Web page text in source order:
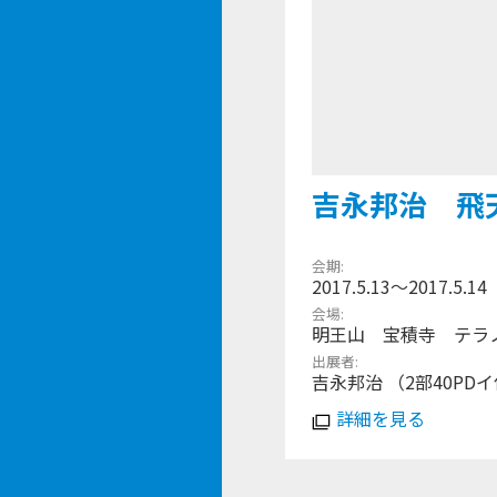
吉永邦治 飛
会期
2017.5.13〜2017.5.14
会場
明王山 宝積寺 テラ
出展者
吉永邦治 （2部40PDイ
詳細を見る